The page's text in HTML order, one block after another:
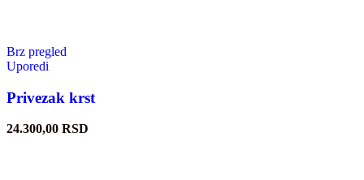
Brz pregled
Uporedi
Privezak krst
24.300,00 RSD